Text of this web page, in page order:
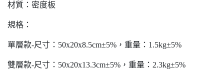
材質：密度板
規格：
單層款-尺寸：50x20x8.5cm±5%，重量：1.5kg±5%
雙層款-尺寸：50x20x13.3cm±5%，重量：2.3kg±5%